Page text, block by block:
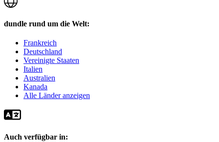
dundle rund um die Welt:
Frankreich
Deutschland
Vereinigte Staaten
Italien
Australien
Kanada
Alle Länder anzeigen
Auch verfügbar in: